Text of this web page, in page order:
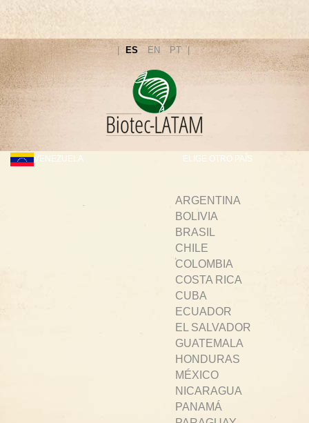
ES EN PT
VENEZUELA ELIGE OTRO PAÍS
ARGENTINA
BOLIVIA
BRASIL
CHILE
COLOMBIA
COSTA RICA
CUBA
ECUADOR
EL SALVADOR
GUATEMALA
HONDURAS
MÉXICO
NICARAGUA
PANAMÁ